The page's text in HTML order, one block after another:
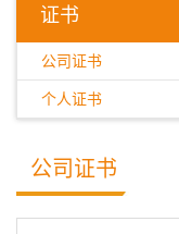
证书
公司证书
个人证书
公司证书